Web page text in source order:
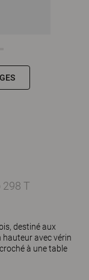
298 T
destiné aux
hauteur avec vérin
à une table